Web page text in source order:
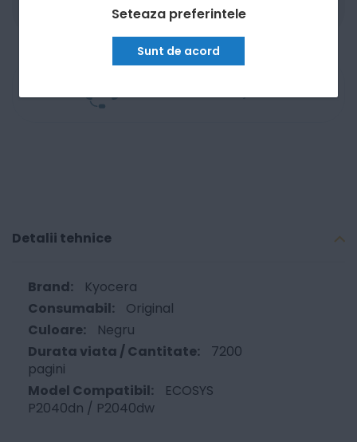
Seteaza preferintele
Sunt de acord
Detalii tehnice
Kyocera
Original
Negru
7200
pagini
ECOSYS
P2040dn / P2040dw